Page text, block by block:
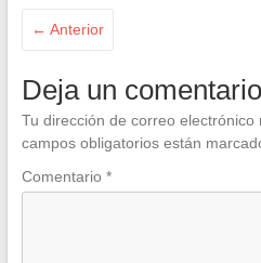
← Anterior
Deja un comentario
Tu dirección de correo electrónico
campos obligatorios están
Comentario *